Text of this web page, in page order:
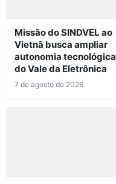
Missão do SINDVEL ao
Vietnã busca ampliar
autonomia tecnológica
do Vale da Eletrônica
7 de agosto de 2026